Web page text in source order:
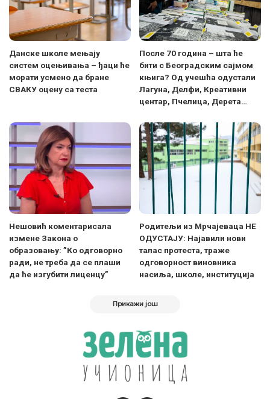
Данске школе мењају
систем оцењивања – ђаци ће
морати усмено да бране
СВАКУ оцену са теста
После 70 година – шта ће
бити с Београдским сајмом
књига? Од учешћа одустали
Лагуна, Делфи, Креативни
центар, Пчелица, Дерета…
Нешовић коментарисала
измене Закона о
образовању: ”Ко одговорно
ради, не треба да се плаши
да ће изгубити лиценцу”
Родитељи из Мрчајеваца НЕ
ОДУСТАЈУ: Најавили нови
талас протеста, траже
одговорност виновника
насиља, школе, институција
Прикажи још